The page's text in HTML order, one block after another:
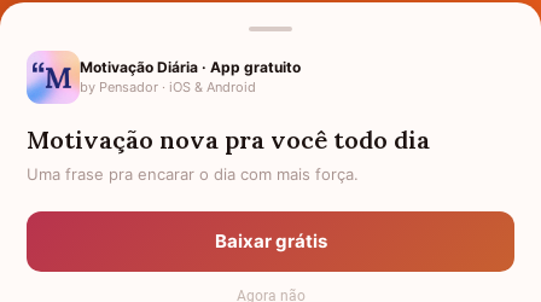
Nomes pelo Mundo
Política de Privacidade
Anuncie
Motivação Diária · App gratuito
by Pensador · iOS & Android
Motivação nova pra você todo dia
Uma frase pra encarar o dia com mais força.
Baixar grátis
Agora não